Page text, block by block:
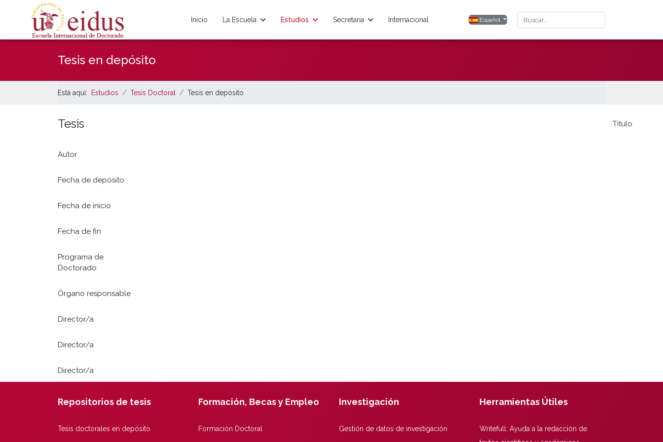
Inicio La Escuela Estudios Secretaría Internacional Seleccione su idioma
Español Buscar
Tesis en depósito
Está aquí: Estudios Tesis Doctoral Tesis en depósito
Tesis Título
Autor
Fecha de depósito
Fecha de inicio
Fecha de fin
Programa de
Doctorado
Órgano responsable
Director/a
Director/a
Director/a
Repositorios de tesis
Tesis doctorales en depósito
Formación, Becas y Empleo
Formación Doctoral
Investigación
Gestión de datos de investigación
Herramientas Útiles
Writefull: Ayuda a la redacción de